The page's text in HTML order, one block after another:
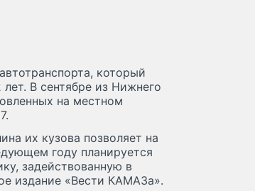
который
лет. В сентябре из Нижнего
на местном
их кузова позволяет на
году планируется
задействованную в
издание «Вести КАМАЗа».